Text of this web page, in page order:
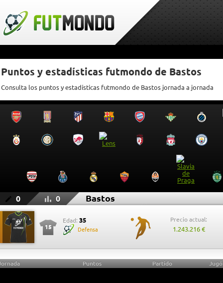
Puntos y estadísticas futmondo de Bastos
Consulta los puntos y estadísticas futmondo de Bastos jornada a jornada
0 0 Bastos
15
Edad: 35
Defensa
Precio actual:
1.243.216 €
Puntos Partido Jugó